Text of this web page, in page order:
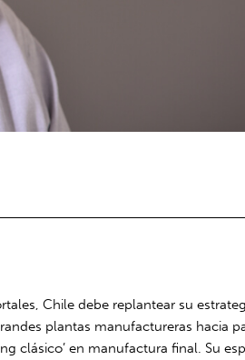
Chile debe replantear su
plantas manufactureras hacia
clásico’ en manufactura final. Su